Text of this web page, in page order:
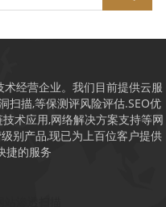
经营企业。我们目前提供云服
扫描,等保测评风险评估.SEO优
术应用,网络解决方案支持等网
别产品,现已为上百位客户提供
捷的服务